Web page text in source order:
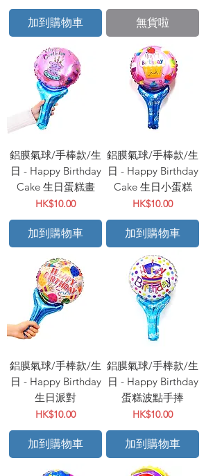
加到購物車 無貨啦
鋁膜氣球/手棒款/生
日 - Happy Birthday
Cake 生日蛋糕畫
價格
HK$10.00
加到購物車
鋁膜氣球/手棒款/生
日 - Happy Birthday
Cake 生日小蛋糕
價格
HK$10.00
加到購物車
鋁膜氣球/手棒款/生
日 - Happy Birthday
生日派對
價格
HK$10.00
加到購物車
鋁膜氣球/手棒款/生
日 - Happy Birthday
蛋糕波點手捧
價格
HK$10.00
加到購物車